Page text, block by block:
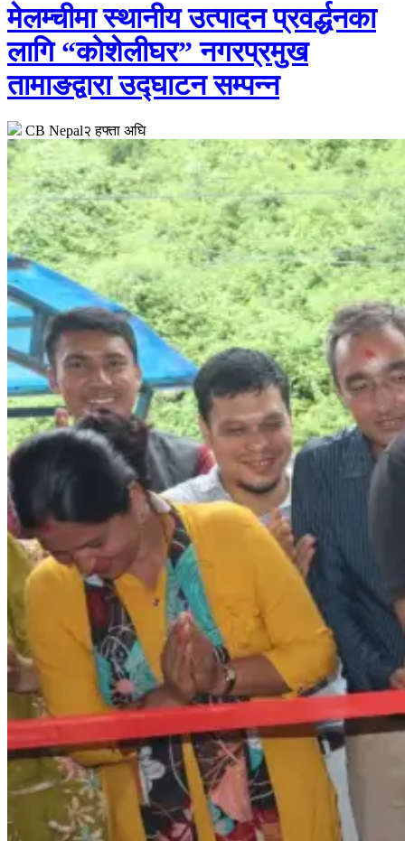
मेलम्चीमा स्थानीय उत्पादन प्रवर्द्धनका
लागि “कोशेलीघर” नगरप्रमुख
तामाङद्वारा उद्घाटन सम्पन्न
CB Nepal२ हफ्ता अघि